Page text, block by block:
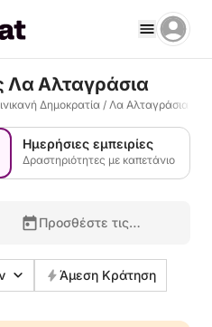
Λα Αλταγράσια
Δημοκρατία / Λα Αλταγράσια
Ημερήσιες εμπειρίες
Δραστηριότητες με καπετάνιο
Προσθέστε τις
Άμεση Κράτηση